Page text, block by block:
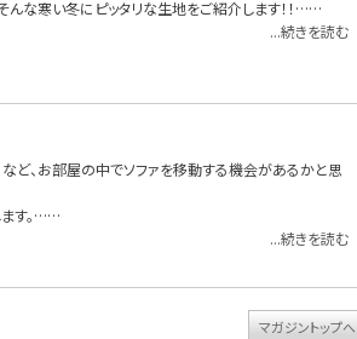
んな寒い冬にピッタリな生地をご紹介します！！……
...続きを読む
など、お部屋の中でソファを移動する機会があるかと思
す。……
...続きを読む
マガジントップへ